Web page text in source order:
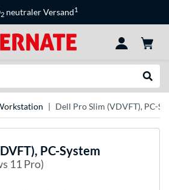
2 neutraler Versand1
Dell Pro Slim (VDVFT), PC-
PC-System
11 Pro)